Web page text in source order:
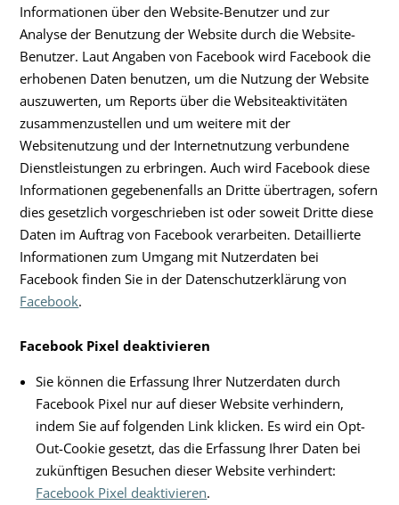
Informationen über den Website-Benutzer und zur
Analyse der Benutzung der Website durch die Website-
Benutzer. Laut Angaben von Facebook wird Facebook die
erhobenen Daten benutzen, um die Nutzung der Website
auszuwerten, um Reports über die Websiteaktivitäten
zusammenzustellen und um weitere mit der
Websitenutzung und der Internetnutzung verbundene
Dienstleistungen zu erbringen. Auch wird Facebook diese
Informationen gegebenenfalls an Dritte übertragen, sofern
dies gesetzlich vorgeschrieben ist oder soweit Dritte diese
Daten im Auftrag von Facebook verarbeiten. Detaillierte
Informationen zum Umgang mit Nutzerdaten bei
Facebook finden Sie in der Datenschutzerklärung von
Facebook.
Facebook Pixel deaktivieren
Sie können die Erfassung Ihrer Nutzerdaten durch
Facebook Pixel nur auf dieser Website verhindern,
indem Sie auf folgenden Link klicken. Es wird ein Opt-
Out-Cookie gesetzt, das die Erfassung Ihrer Daten bei
zukünftigen Besuchen dieser Website verhindert:
Facebook Pixel deaktivieren.